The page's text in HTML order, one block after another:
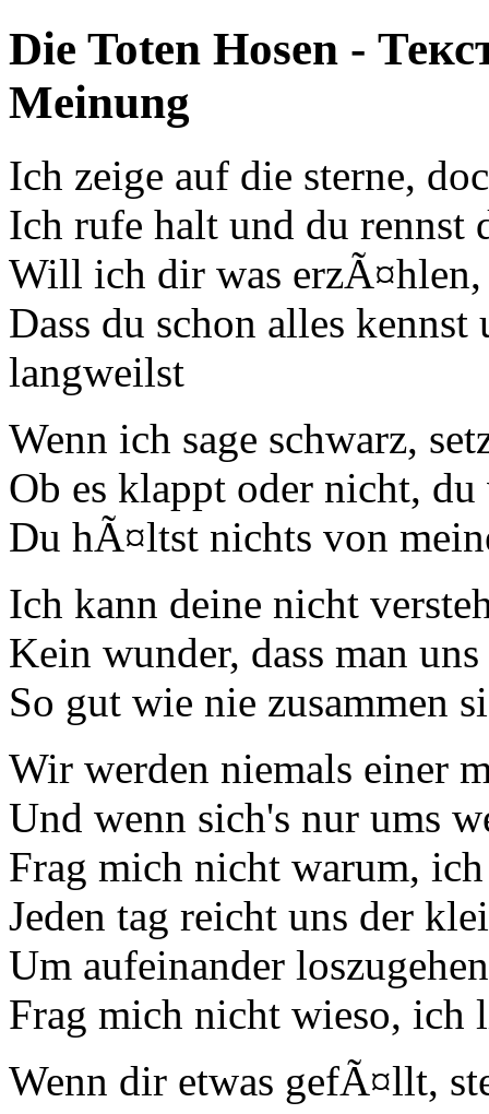
Die Toten Hosen -
Meinung
Ich zeige auf die sterne,
Ich rufe halt und du rennst
Will ich dir was
Dass du schon alles
langweilst
Wenn ich sage schwarz,
Ob es klappt oder nicht, du
Du hÃ¤ltst nichts von
Ich kann deine nicht
Kein wunder, dass man uns
So gut wie nie zusammen
Wir werden niemals einer
Und wenn sich's nur ums
Frag mich nicht warum,
Jeden tag reicht uns der
Um aufeinander loszugehen
Frag mich nicht wieso, ich
Wenn dir etwas gefÃ¤llt,